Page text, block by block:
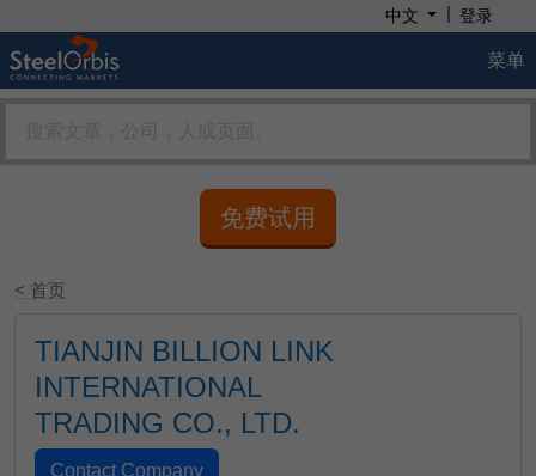
中文 | 登录
菜单
免费试用
< 首页
TIANJIN BILLION LINK
INTERNATIONAL
TRADING CO., LTD.